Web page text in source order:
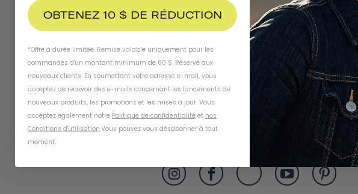
Restez En Contact
OBTENEZ 10 $ DE RÉDUCTION
*Offre à durée limitée. Remise valable uniquement pour les
commandes d'un montant minimum de 60 $. Réservé aux
nouveaux clients. En soumettant votre adresse e-mail, vous
acceptez de recevoir des e-mails concernant les lancements de
nouveaux produits, les promotions et les mises à jour. Vous
acceptez également notre Politique de confidentialité et nos
Conditions d'utilisation.Vous pouvez vous désabonner à tout
moment.